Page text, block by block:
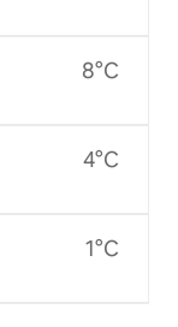
8°C
4°C
1°C